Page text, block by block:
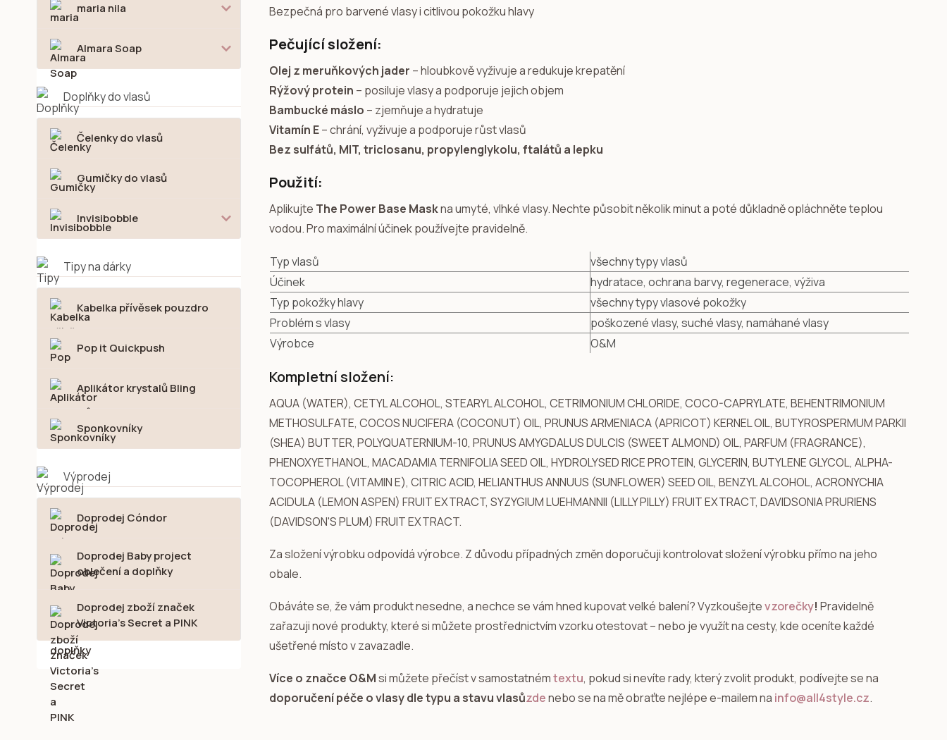
maria nila
Almara Soap
Doplňky do vlasů
Čelenky do vlasů
Gumičky do vlasů
Invisibobble
Tipy na dárky
Kabelka přívěsek pouzdro
Pop it Quickpush
Aplikátor krystalů Bling
Sponkovníky
Výprodej
Doprodej Cóndor
Doprodej Baby project
oblečení a doplňky
Doprodej zboží značek
Victoria's Secret a PINK
Bezpečná pro barvené vlasy i citlivou pokožku hlavy
Pečující složení:
Olej z meruňkových jader – hloubkově vyživuje a redukuje krepatění
Rýžový protein – posiluje vlasy a podporuje jejich objem
Bambucké máslo – zjemňuje a hydratuje
Vitamín E– chrání, vyživuje a podporuje růst vlasů
Bez sulfátů, MIT, triclosanu, propylenglykolu, ftalátů a lepku
Použití:
Aplikujte The Power Base Maskna umyté, vlhké vlasy. Nechte působit několik minut a poté důkladně opláchněte teplou
vodou. Pro maximální účinek používejte pravidelně.
Typ vlasů
všechny typy vlasů
Účinek
hydratace, ochrana barvy, regenerace, výživa
Typ pokožky hlavy
všechny typy vlasové pokožky
Problém s vlasy
poškozené vlasy, suché vlasy, namáhané vlasy
Výrobce
O&M
Kompletní složení:
AQUA (WATER), CETYL ALCOHOL, STEARYL ALCOHOL, CETRIMONIUM CHLORIDE, COCO-CAPRYLATE, BEHENTRIMONIUM
METHOSULFATE, COCOS NUCIFERA (COCONUT) OIL, PRUNUS ARMENIACA (APRICOT) KERNEL OIL, BUTYROSPERMUM PARKII
(SHEA) BUTTER, POLYQUATERNIUM-10, PRUNUS AMYGDALUS DULCIS (SWEET ALMOND) OIL, PARFUM (FRAGRANCE),
PHENOXYETHANOL, MACADAMIA TERNIFOLIA SEED OIL, HYDROLYSED RICE PROTEIN, GLYCERIN, BUTYLENE GLYCOL, ALPHA-
TOCOPHEROL (VITAMIN E), CITRIC ACID, HELIANTHUS ANNUUS (SUNFLOWER) SEED OIL, BENZYL ALCOHOL, ACRONYCHIA
ACIDULA (LEMON ASPEN) FRUIT EXTRACT, SYZYGIUM LUEHMANNII (LILLY PILLY) FRUIT EXTRACT, DAVIDSONIA PRURIENS
(DAVIDSON'S PLUM) FRUIT EXTRACT.
Za složení výrobku odpovídá výrobce. Z důvodu případných změn doporučuji kontrolovat složení výrobku přímo na jeho
obale.
Obáváte se, že vám produkt nesedne, a nechce se vám hned kupovat velké balení? Vyzkoušejtevzorečky! Pravidelně
zařazuji nové produkty, které si můžete prostřednictvím vzorku otestovat – nebo je využít na cesty, kde oceníte každé
ušetřené místo v zavazadle.
Více o značce O&Msi můžete přečíst v samostatnémtextu, pokud si nevíte rady, který zvolit produkt, podívejte se na
doporučení péče o vlasy dle typu a stavu vlasůzdenebo se na mě obraťte nejlépe e-mailem na info@all4style.cz.